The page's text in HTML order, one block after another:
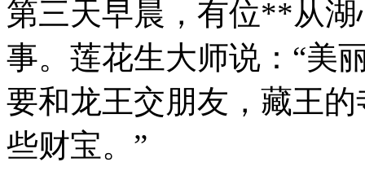
第三天早晨，有位**从
事。莲花生大师说：“美
要和龙王交朋友，藏王
些财宝。”